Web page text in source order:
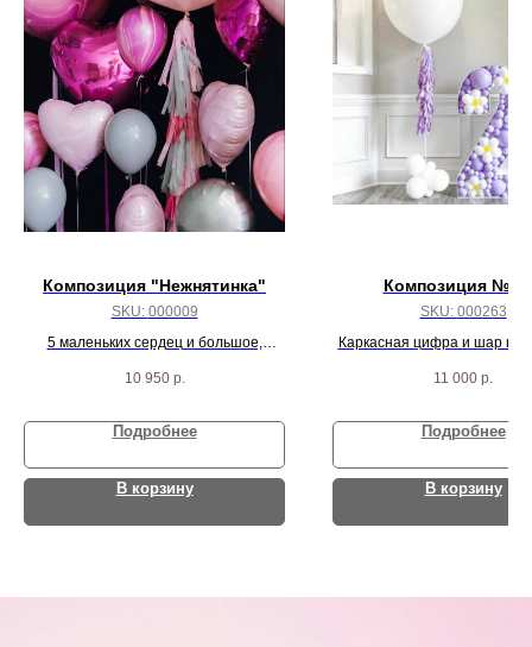
Композиция "Нежнятинка"
SKU: 000009
5 маленьких сердец и большое,
и 5 разноцветных агат шаров
10 950 р.
Подробнее
В корзину
Композиция №
SKU: 000263
Каркасная цифра и шар на
11 000 р.
Подробнее
В корзину